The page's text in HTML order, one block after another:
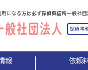
報 依頼